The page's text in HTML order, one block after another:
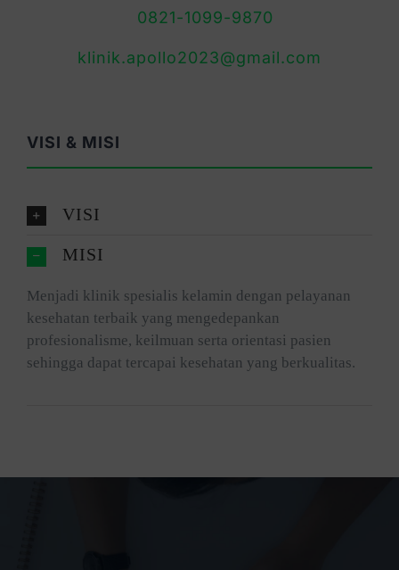
0821-1099-9870
klinik.apollo2023@gmail.com
VISI & MISI
VISI
MISI
Menjadi klinik spesialis kelamin dengan pelayanan
kesehatan terbaik yang mengedepankan
profesionalisme, keilmuan serta orientasi pasien
sehingga dapat tercapai kesehatan yang berkualitas.